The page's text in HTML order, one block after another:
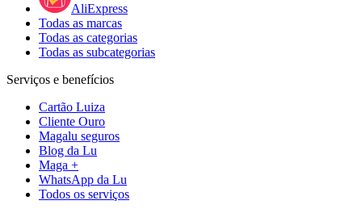
AliExpress
Todas as marcas
Todas as categorias
Todas as subcategorias
Serviços e benefícios
Cartão Luiza
Cliente Ouro
Magalu seguros
Blog da Lu
Maga +
WhatsApp da Lu
Todos os serviços